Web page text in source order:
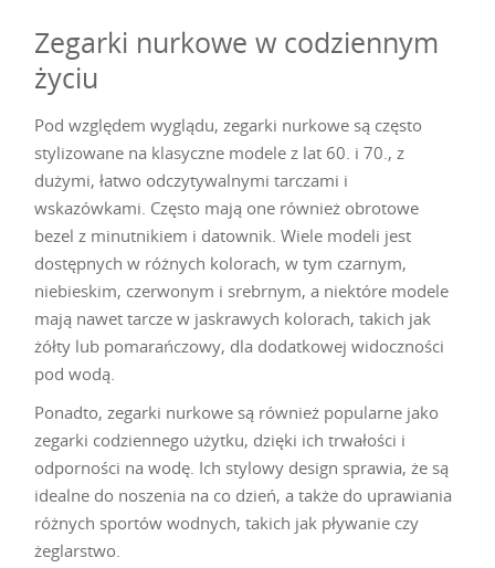
Zegarki nurkowe w codziennym
życiu
Pod względem wyglądu, zegarki nurkowe są często
stylizowane na klasyczne modele z lat 60. i 70., z
dużymi, łatwo odczytywalnymi tarczami i
wskazówkami. Często mają one również obrotowe
bezel z minutnikiem i datownik. Wiele modeli jest
dostępnych w różnych kolorach, w tym czarnym,
niebieskim, czerwonym i srebrnym, a niektóre modele
mają nawet tarcze w jaskrawych kolorach, takich jak
żółty lub pomarańczowy, dla dodatkowej widoczności
pod wodą.
Ponadto, zegarki nurkowe są również popularne jako
zegarki codziennego użytku, dzięki ich trwałości i
odporności na wodę. Ich stylowy design sprawia, że są
idealne do noszenia na co dzień, a także do uprawiania
różnych sportów wodnych, takich jak pływanie czy
żeglarstwo.